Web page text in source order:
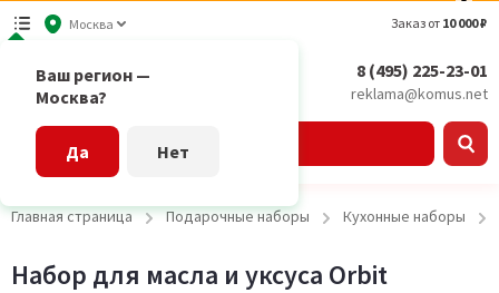
Москва
Ваш регион —
Москва?
Да Нет
Заказ от 10 000 ₽
8 (495) 225-23-01
reklama@komus.net
Главная страница Подарочные наборы Кухонные наборы
Набор для масла и уксуса Orbit